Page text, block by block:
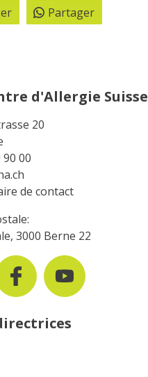
Partager
d'Allergie Suisse
20
90 00
de contact
3000 Berne 22